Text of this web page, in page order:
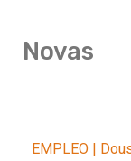
Novas
EMPLEO |